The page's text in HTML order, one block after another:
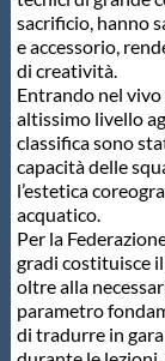
Galleria
Videogallery
Intranet
Webmail
Contatti
sacrificio, hanno
e accessorio,
di creatività.
Entrando nel
altissimo livello
classifica sono
capacità delle
l’estetica
acquatico.
Per la
gradi costituisce
oltre alla
parametro
di tradurre in